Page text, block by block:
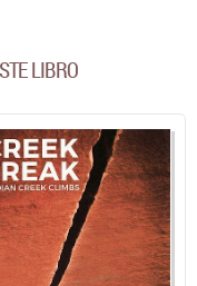
LIBRO